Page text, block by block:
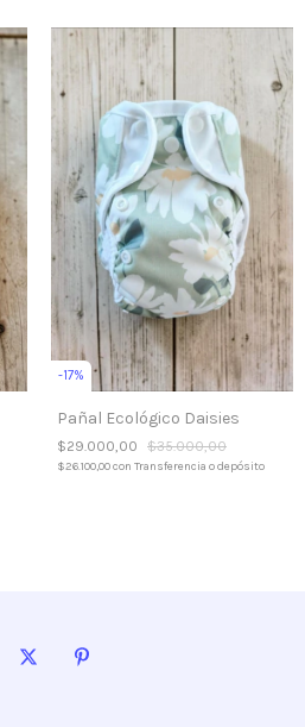
-17%
Pañal Ecológico Daisies
$29.000,00 $35.000,00
$26.100,00con Transferencia o depósito